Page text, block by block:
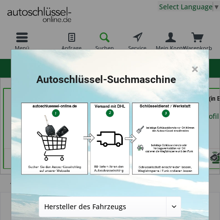
Menü Anfrage Suchen Service Warenkorb
Mein Konto
Select Language ▼
Schlüssedienst (in
Hannover)
Händlerprofil
ABC Schlüsseldienst -
Frank Panten (in
Stolberg)
AutoAufsperrer (in
Arolsen)
Händlerprofil
×
Autoschlüssel-Suchmaschine